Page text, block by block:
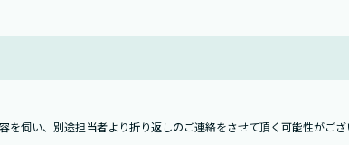
を伺い、別途担当者より折り返しのご連絡をさせて頂く可能性がご